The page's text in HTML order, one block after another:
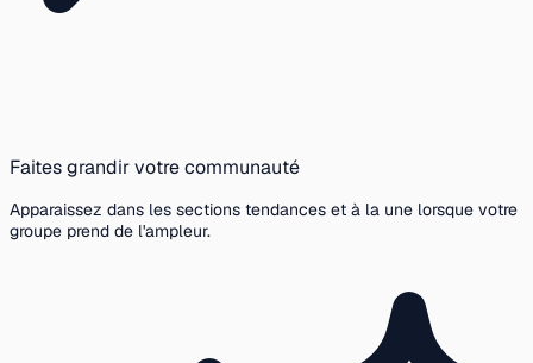
Faites grandir votre communauté
Apparaissez dans les sections tendances et à la une lorsque votre
groupe prend de l'ampleur.